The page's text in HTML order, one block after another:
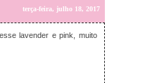
terça-feira, julho 18, 2017
lavender e pink, muito